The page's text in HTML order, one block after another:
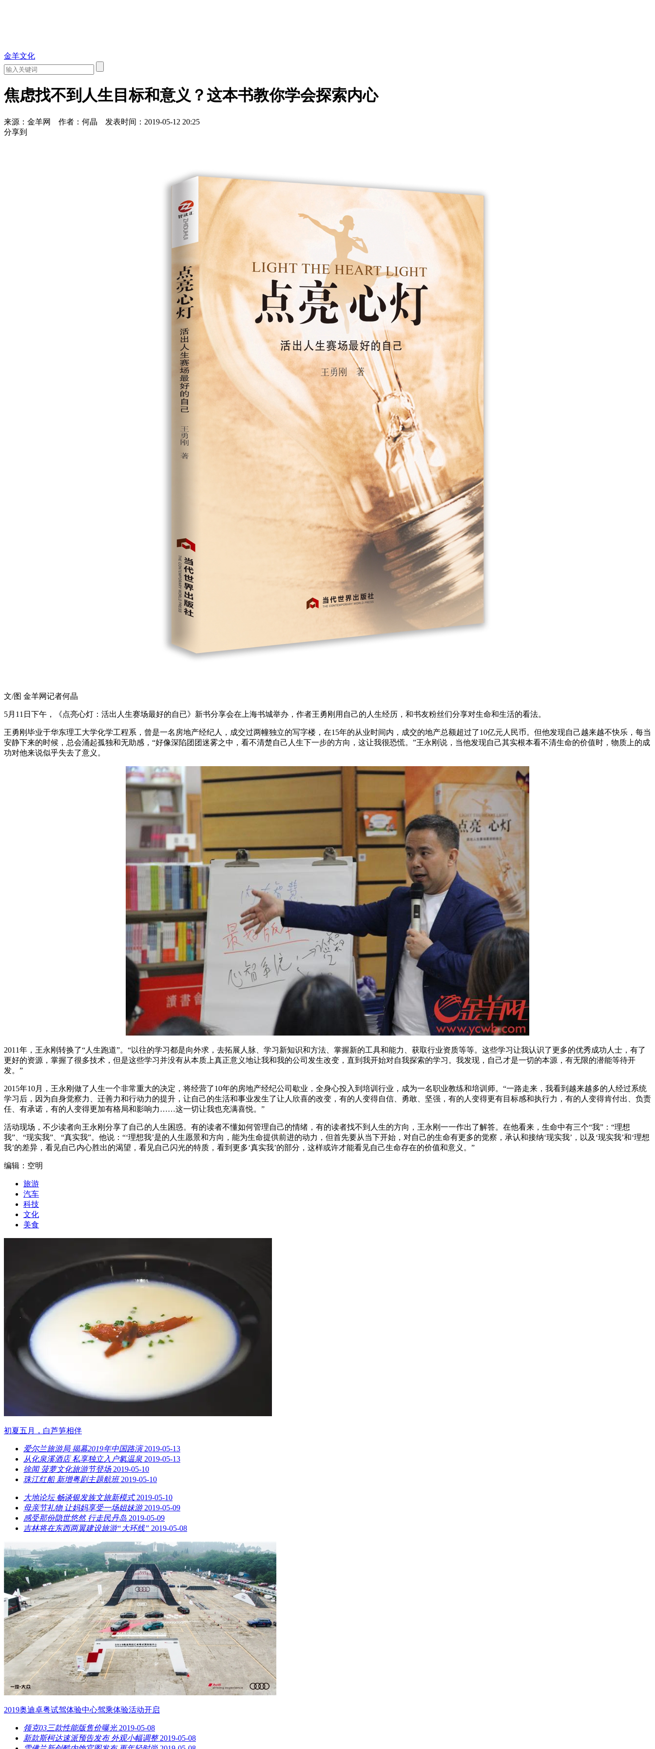
金羊文化
焦虑找不到人生目标和意义？这本书教你学会探索内心
来源：金羊网 作者：何晶
发表时间：2019-05-12 20:25
分享到
文/图 金羊网记者何晶
5月11日下午，《点亮心灯：活出人生赛场最好的自已》新书分享会在上海书城举办，作者王勇刚用自己的人生经历，和书友粉丝们分享对生命和生活的看法。
王勇刚毕业于华东理工大学化学工程系，曾是一名房地产经纪人，成交过两幢独立的写字楼，在15年的从业时间内，成交的地产总额超过了10亿元人民币。但他发现自己越来越不快乐，每当
安静下来的时候，总会涌起孤独和无助感，“好像深陷团团迷雾之中，看不清楚自己人生下一步的方向，这让我很恐慌。”王永刚说，当他发现自己其实根本看不清生命的价值时，物质上的成
功对他来说似乎失去了意义。
2011年，王永刚转换了“人生跑道”。“以往的学习都是向外求，去拓展人脉、学习新知识和方法、掌握新的工具和能力、获取行业资质等等。这些学习让我认识了更多的优秀成功人士，有了
更好的资源，掌握了很多技术，但是这些学习并没有从本质上真正意义地让我和我的公司发生改变，直到我开始对自我探索的学习。我发现，自己才是一切的本源，有无限的潜能等待开
发。”
2015年10月，王永刚做了人生一个非常重大的决定，将经营了10年的房地产经纪公司歇业，全身心投入到培训行业，成为一名职业教练和培训师。“一路走来，我看到越来越多的人经过系统
学习后，因为自身觉察力、迁善力和行动力的提升，让自己的生活和事业发生了让人欣喜的改变，有的人变得自信、勇敢、坚强，有的人变得更有目标感和执行力，有的人变得肯付出、负责
任、有承诺，有的人变得更加有格局和影响力……这一切让我也充满喜悦。”
活动现场，不少读者向王永刚分享了自己的人生困惑。有的读者不懂如何管理自己的情绪，有的读者找不到人生的方向，王永刚一一作出了解答。在他看来，生命中有三个“我”：“理想
我”、“现实我”、“真实我”。他说：“‘理想我’是的人生愿景和方向，能为生命提供前进的动力，但首先要从当下开始，对自己的生命有更多的觉察，承认和接纳‘现实我’，以及‘现实我’和‘理想
我’的差异，看见自己内心胜出的渴望，看见自己闪光的特质，看到更多‘真实我’的部分，这样或许才能看见自己生命存在的价值和意义。”
编辑：空明
旅游
汽车
科技
文化
美食
初夏五月，白芦笋相伴
爱尔兰旅游局 揭幕2019年中国路演 2019-05-13
从化泉溪酒店 私享独立入户氡温泉 2019-05-13
徐闻 菠萝文化旅游节登场 2019-05-10
珠江红船 新增粤剧主题航班 2019-05-10
大地论坛 畅谈银发族文旅新模式 2019-05-10
母亲节礼物 让妈妈享受一场姐妹游 2019-05-09
感受那份隐世悠然 行走民丹岛 2019-05-09
吉林将在东西两翼建设旅游“大环线” 2019-05-08
​2019奥迪卓粤试驾体验中心驾乘体验活动开启
领克03三款性能版售价曝光 2019-05-08
新款斯柯达速派预告发布 外观小幅调整 2019-05-08